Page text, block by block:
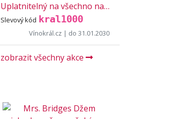
Uplatnitelný na všechno na…
Slevový kód kral1000
Vínokrál.cz | do 31.01.2030
zobrazit všechny akce